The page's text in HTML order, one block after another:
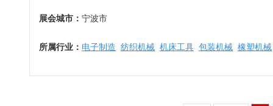
贵州
展会城市： 宁波市
所属行业： 电子制造 纺织机械 机床工具 包装机械 橡塑机械